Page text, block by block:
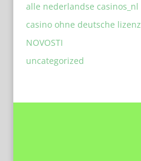
alle nederlandse casinos_nl
casino ohne deutsche lizenz
NOVOSTI
uncategorized